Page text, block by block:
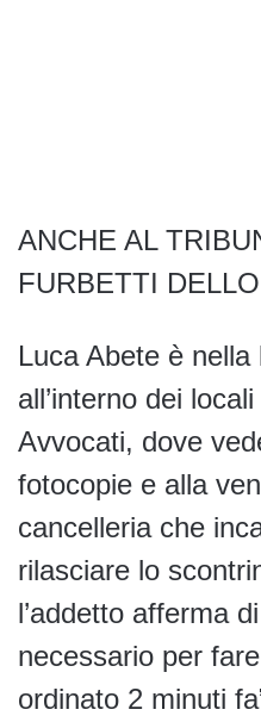
ANCHE AL
FURBETTI
Luca Abete è
all’interno dei
Avvocati, dove
fotocopie e alla
cancelleria che
rilasciare lo
l’addetto afferma
necessario per
ordinato 2 minuti